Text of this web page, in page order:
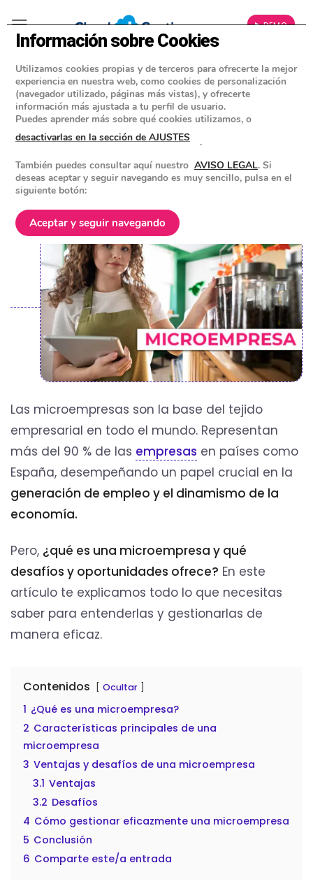
▶ DEMO
BLOG»CONSEJOS Y HERRAMIENTAS PARA EMPRESAS
Microempresa: Qué es,
características y cómo hacerla
crecer
POSTED ON30 DICIEMBRE 2024
Las microempresas son la base del tejido
empresarial en todo el mundo. Representan
más del 90 % de las empresas en países como
España, desempeñando un papel crucial en la
generación de empleo y el dinamismo de la
economía.
Pero, ¿qué es una microempresa y qué
desafíos y oportunidades ofrece? En este
artículo te explicamos todo lo que necesitas
saber para entenderlas y gestionarlas de
manera eficaz.
Contenidos Ocultar
1 ¿Qué es una microempresa?
2 Características principales de una
microempresa
3 Ventajas y desafíos de una microempresa
3.1 Ventajas
3.2 Desafíos
4 Cómo gestionar eficazmente una microempresa
5 Conclusión
6 Comparte este/a entrada
Información sobre Cookies
Utilizamos cookies propias y de terceros para ofrecerte la mejor
experiencia en nuestra web, como cookies de personalización
(navegador utilizado, páginas más vistas), y ofrecerte
información más ajustada a tu perfil de usuario.
Puedes aprender más sobre qué cookies utilizamos, o
desactivarlas en la sección de AJUSTES
.
También puedes consultar aquí nuestro AVISO LEGAL. Si
deseas aceptar y seguir navegando es muy sencillo, pulsa en el
siguiente botón:
Aceptar y seguir navegando